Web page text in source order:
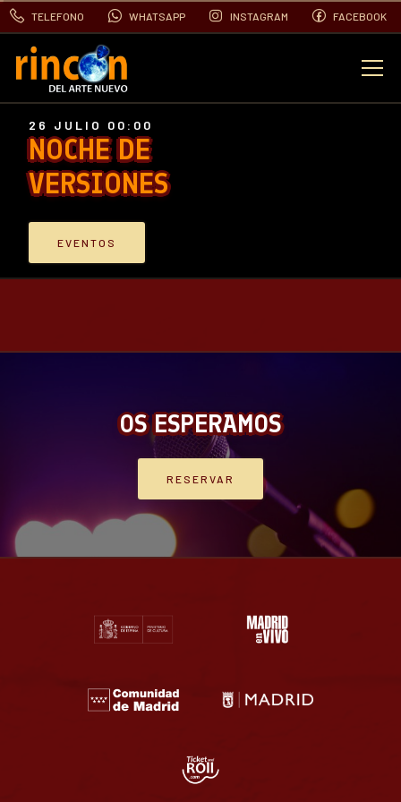
TELEFONO WHATSAPP INSTAGRAM FACEBOOK
NOCHE DE
VERSIONES
26 JULIO 00:00
EVENTOS
OS ESPERAMOS
RESERVAR
EVENTOS
CONTACTO